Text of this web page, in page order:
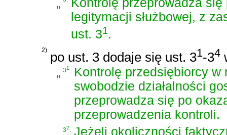
„ Kontrolę przeprowadza
legitymacji służbowej, z
ust. 31.
2) po ust. 3 dodaje się ust. 31-34
„31
Kontrolę przedsiębiorcy
swobodzie działalności
przeprowadza się po
przeprowadzenia kontroli.
32
Jeżeli okoliczności